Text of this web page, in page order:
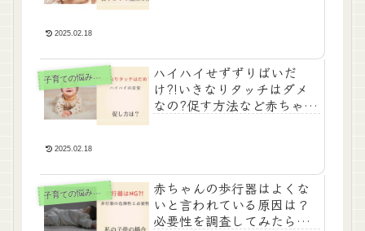
2025.02.18
子育ての悩み・体験談
ハイハイせずずりばいだ
け?!いきなりタッチはダメ
なの?促す方法など赤ちゃん
2025.02.18
子 育ての悩み・体験談
赤ちゃんの歩行器はよくな
いと言われている原因は？
必要性を調査してみたら驚